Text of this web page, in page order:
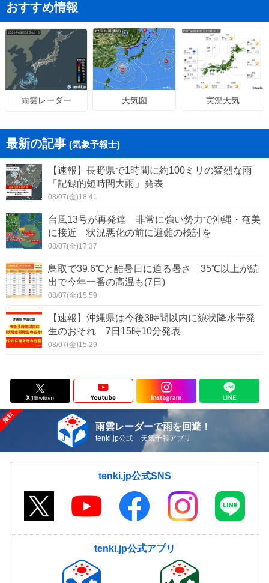
おすすめ情報
雨雲レーダー 天気図 実況天気
最新の記事 (気象予報士)
【速報】長野県で1時間に約100ミリの猛烈な雨
「記録的短時間大雨」発表
08/07(金)18:41
台風13号が再発達 非常に強い勢力で沖縄・奄美
に接近 状況悪化の前に避難の検討を
08/07(金)17:37
鳥取で39.6℃と酷暑日に迫る暑さ 35℃以上が続
出で今年一番の高温も(7日)
08/07(金)15:59
【速報】沖縄県は今後3時間以内に線状降水帯発
生のおそれ 7日15時10分発表
08/07(金)15:29
雨雲レーダーで雨を回避！
tenki.jp公式 天気予報アプリ
tenki.jp公式SNS
tenki.jp公式アプリ